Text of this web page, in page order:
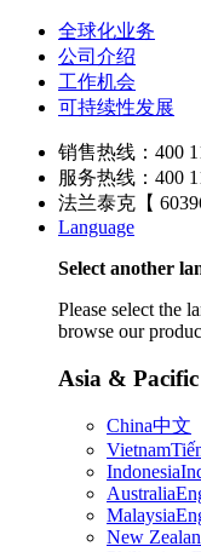
全球化业务
公司介绍
工作机会
可持续性发展
销售热线：400
服务热线：400
法兰泰克【
Language
Select another
Please select the
browse our
Asia & Pacific
China中文
Vietnam
Indonesia
Australia
Malaysia
New